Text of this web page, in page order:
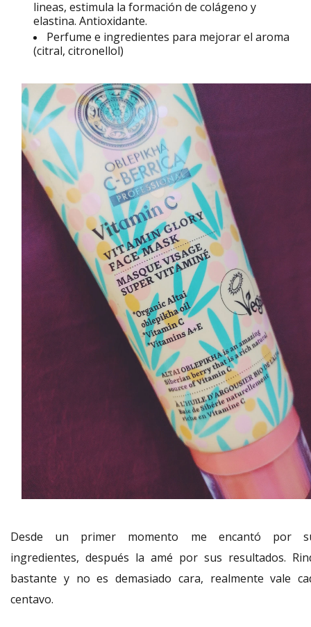
lineas, estimula la formación de colágeno y
elastina. Antioxidante.
Perfume e ingredientes para mejorar el aroma
(citral, citronellol)
Desde un primer momento me encantó por
ingredientes, después la amé por sus resultados.
bastante y no es demasiado cara, realmente vale
centavo.